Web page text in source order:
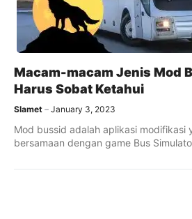
Macam-macam Jenis Mod
Harus Sobat Ketahui
Slamet January 3, 2023
Mod bussid adalah aplikasi modifikasi
bersamaan dengan game Bus